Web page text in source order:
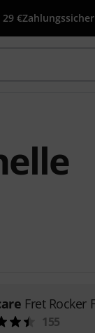
€
Fret Rocker
155